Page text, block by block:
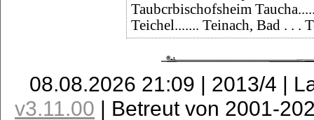
Taubcrbischofsheim
Teichel....... Teinach, Bad . . .
08.08.2026 21:09 | 2013/4 |
v3.11.00 | Betreut von 2001-